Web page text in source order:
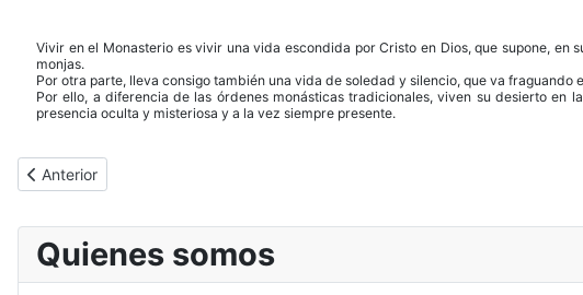
Quienes somos
Vivir en el Monasterio es vivir una vida escondida por Cristo en Dios, que supone,
monjas.
Por otra parte, lleva consigo también una vida de soledad y silencio, que va
Por ello, a diferencia de las órdenes monásticas tradicionales, viven su desierto en
presencia oculta y misteriosa y a la vez siempre presente.
Artículo anterior: Ante todo, amad a Dios y al prójimo»
Anterior